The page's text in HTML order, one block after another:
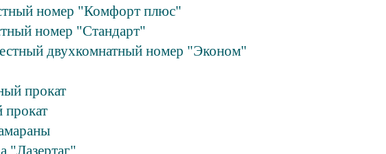
номер "Комфорт плюс"
номер "Стандарт"
двухкомнатный номер "Эконом"
прокат
прокат
"Лазертаг"